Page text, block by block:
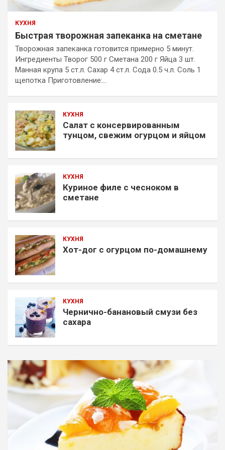
КУХНЯ
Быстрая творожная запеканка на сметане
Творожная запеканка готовится примерно 5 минут.
Ингредиенты Творог 500 г Сметана 200 г Яйца 3 шт.
Манная крупа 5 ст.л. Сахар 4 ст.л. Сода 0.5 ч.л. Соль 1
щепотка Приготовление:…
КУХНЯ
Салат с консервированным
тунцом, свежим огурцом и яйцом
КУХНЯ
Куриное филе с чесноком в
сметане
КУХНЯ
Хот-дог с огурцом по-домашнему
КУХНЯ
Чернично-банановый смузи без
сахара